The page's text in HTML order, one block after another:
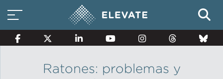
Ratones: problemas y